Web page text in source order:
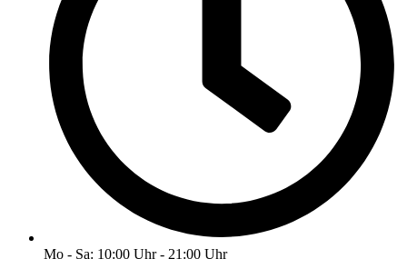
Mo - Sa: 10:00 Uhr - 21:00 Uhr